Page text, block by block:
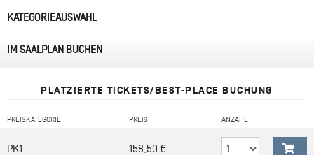
KATEGORIEAUSWAHL
IM SAALPLAN BUCHEN
PLATZIERTE TICKETS/BEST-PLACE BUCHUNG
PREISKATEGORIE PREIS ANZAHL
PK1 158,50 €